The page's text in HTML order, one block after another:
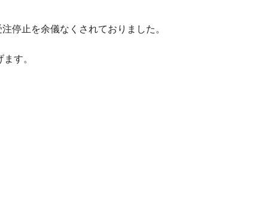
停止を余儀なくされておりました。
す。